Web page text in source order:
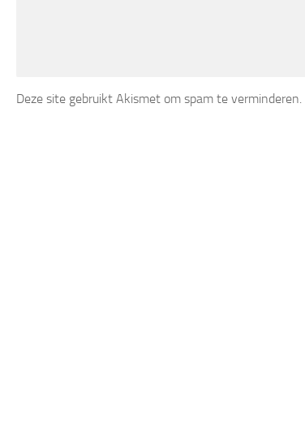
Deze site gebruikt Akismet om spam te verminderen.